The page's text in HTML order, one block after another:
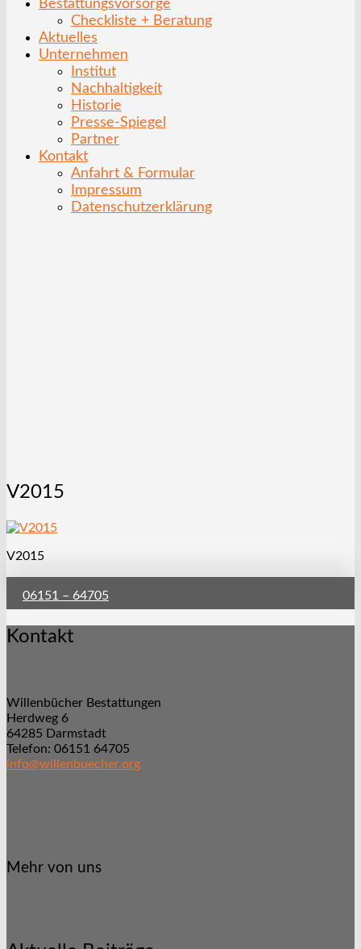
Bestattungsvorsorge
Checkliste + Beratung
Aktuelles
Unternehmen
Institut
Nachhaltigkeit
Historie
Presse-Spiegel
Partner
Kontakt
Anfahrt & Formular
Impressum
Datenschutzerklärung
V2015
V2015
06151 – 64705
Kontakt
Willenbücher Bestattungen
Herdweg 6
64285 Darmstadt
Telefon: 06151 64705
info@willenbuecher.org
Mehr von uns